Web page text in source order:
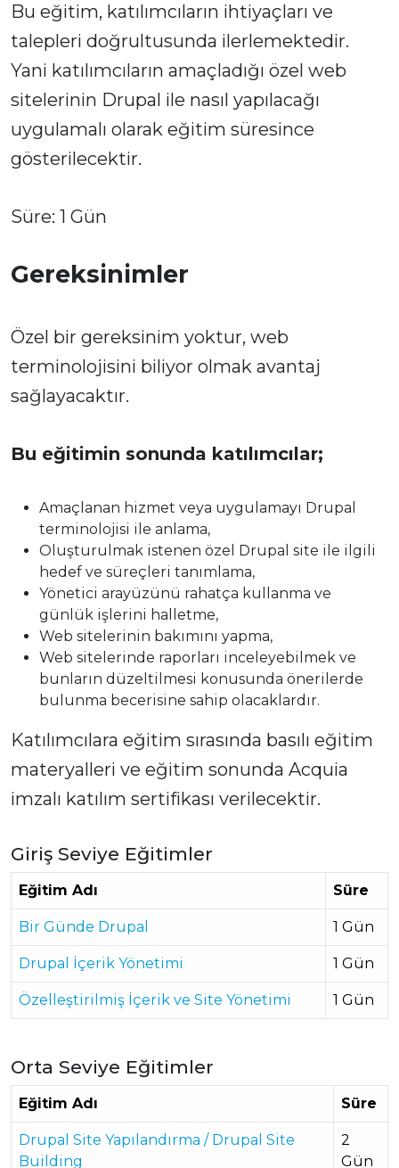
Bu eğitim, katılımcıların ihtiyaçları ve
talepleri doğrultusunda ilerlemektedir.
Yani katılımcıların amaçladığı özel web
sitelerinin Drupal ile nasıl yapılacağı
uygulamalı olarak eğitim süresince
gösterilecektir.
Süre: 1 Gün
Gereksinimler
Özel bir gereksinim yoktur, web
terminolojisini biliyor olmak avantaj
sağlayacaktır.
Bu eğitimin sonunda katılımcılar;
Amaçlanan hizmet veya uygulamayı Drupal
terminolojisi ile anlama,
Oluşturulmak istenen özel Drupal site ile ilgili
hedef ve süreçleri tanımlama,
Yönetici arayüzünü rahatça kullanma ve
günlük işlerini halletme,
Web sitelerinin bakımını yapma,
Web sitelerinde raporları inceleyebilmek ve
bunların düzeltilmesi konusunda önerilerde
bulunma becerisine sahip olacaklardır.
Katılımcılara eğitim sırasında basılı eğitim
materyalleri ve eğitim sonunda Acquia
imzalı katılım sertifikası verilecektir.
Giriş Seviye Eğitimler
Eğitim Adı Süre
Bir Günde Drupal 1 Gün
Drupal İçerik Yönetimi 1 Gün
Özelleştirilmiş İçerik ve Site Yönetimi 1 Gün
Orta Seviye Eğitimler
Eğitim Adı Süre
Drupal Site Yapılandırma / Drupal Site
Building
2
Gün